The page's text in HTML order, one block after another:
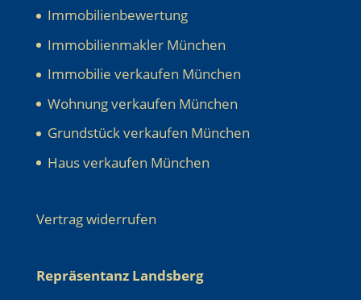
Immobilienbewertung
Immobilienmakler München
Immobilie verkaufen München
Wohnung verkaufen München
Grundstück verkaufen München
Haus verkaufen München
Vertrag widerrufen
Repräsentanz Landsberg